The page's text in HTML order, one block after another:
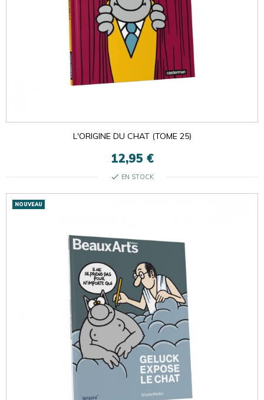
L'ORIGINE DU CHAT (TOME 25)
12,95 €
check EN STOCK
NOUVEAU